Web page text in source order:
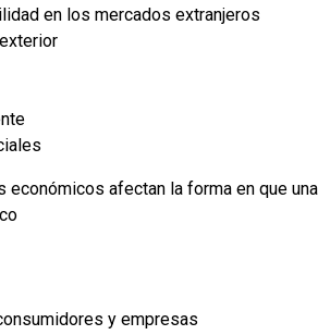
en los mercados extranjeros
económicos afectan la forma en que
y empresas